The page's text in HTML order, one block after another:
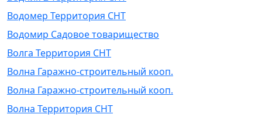
Водомер Территория СНТ
Водомир Садовое товарищество
Волга Территория СНТ
Волна Гаражно-строительный кооп.
Волна Гаражно-строительный кооп.
Волна Территория СНТ